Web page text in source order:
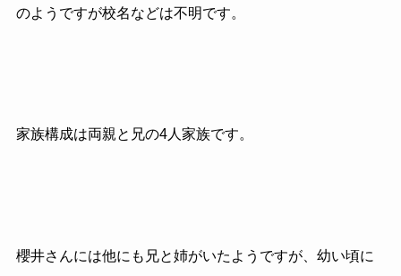
のようですが校名などは不明です。
家族構成は両親と兄の4人家族です。
櫻井さんには他にも兄と姉がいたようですが、幼い頃に